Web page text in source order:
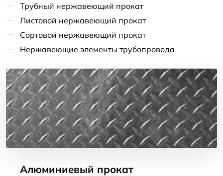
Трубный нержавеющий прокат
Листовой нержавеющий прокат
Сортовой нержавеющий прокат
Нержавеющие элементы трубопровода
Алюминиевый прокат